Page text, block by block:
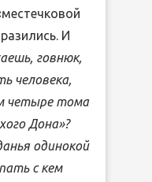
И
говнюк,
человека,
четыре тома
Дона»?
одинокой
с кем